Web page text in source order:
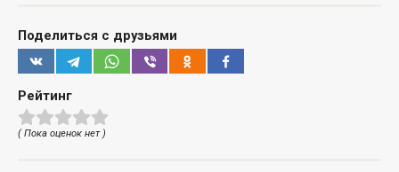
Поделиться с друзьями
Рейтинг
( Пока оценок нет )